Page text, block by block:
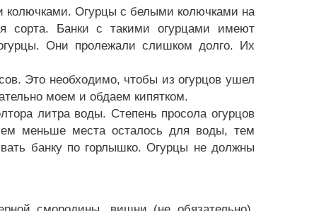
Огурцы с белыми колючками на
сорта. Банки с такими огурцами имеют
Они пролежали слишком долго. Их
Это необходимо, чтобы из огурцов ушел
моем и обдаем кипятком.
литра воды. Степень просола огурцов
меньше места осталось для воды, тем
банку по горлышко. Огурцы не должны